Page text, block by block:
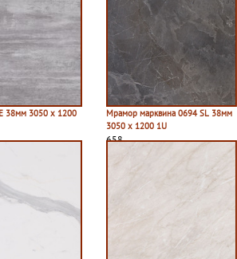
38мм 3050 х 1200
Мрамор марквина 0694 SL 38мм
3050 х 1200 1U
658